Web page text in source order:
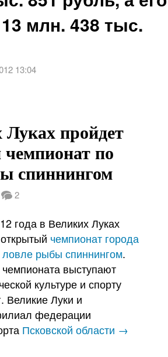
млн. 438 тыс.
13:04
пройдет
по
спиннингом
2
года в Великих Луках
чемпионат города
рыбы спиннингом.
выступают
культуре и спорту
Великие Луки и
федерации
Псковской области →